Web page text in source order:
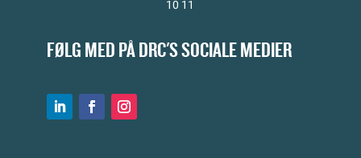
10 11
FØLG MED PÅ DRC'S SOCIALE MEDIER